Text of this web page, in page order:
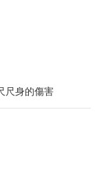
尺身的傷害